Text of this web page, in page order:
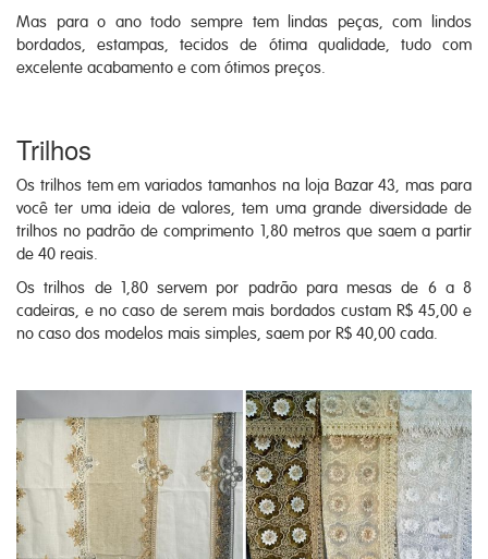
Mas para o ano todo sempre tem lindas peças, com lindos
bordados, estampas, tecidos de ótima qualidade, tudo com
excelente acabamento e com ótimos preços.
Trilhos
Os trilhos tem em variados tamanhos na loja Bazar 43, mas para
você ter uma ideia de valores, tem uma grande diversidade de
trilhos no padrão de comprimento 1,80 metros que saem a partir
de 40 reais.
Os trilhos de 1,80 servem por padrão para mesas de 6 a 8
cadeiras, e no caso de serem mais bordados custam R$ 45,00 e
no caso dos modelos mais simples, saem por R$ 40,00 cada.